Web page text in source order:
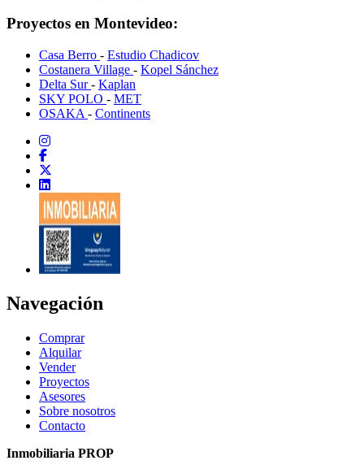
Proyectos en Montevideo:
Casa Berro - Estudio Chadicov
Costanera Village - Kopel Sánchez
Delta Sur- Kaplan
SKY POLO - MET
OSAKA - Continents
Navegación
Comprar
Alquilar
Vender
Proyectos
Asesores
Sobre nosotros
Contacto
Inmobiliaria PROP